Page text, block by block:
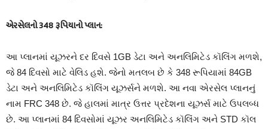
એરસેલનો 348 રૂપિયાનો પ્લાન:
આ પ્લાનમાં યૂઝરને દર દિવસે 1GB ડેટા અને અનલિમિટેડ કૉલિંગ મળશે,
જે 84 દિવસો માટે વેલિડ હશે. જેનો મતલબ છે કે 348 રૂપિયામાં 84GB
ડેટા અને અનલિમિટેડ કૉલિંગ યૂઝર્સને મળશે. આ નવા એરસેલ પ્લાનનું
નામ FRC 348 છે. જે હાલમાં માત્ર ઉત્તર પ્રદેશના યૂઝર્સ માટે ઉપલબ્ધ
છે. આ પ્લાનમાં 84 દિવસોમાં યૂઝર અનલિમિટેડ કૉલિંગ અને STD કૉલ